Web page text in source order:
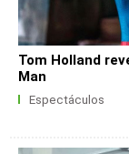
Tom Holland
Man
Espectáculos